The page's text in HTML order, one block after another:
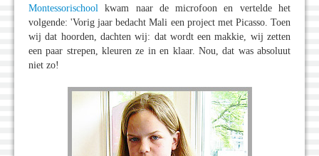
Montessorischool
kwam naar de microfoon en vertelde het
volgende: 'Vorig jaar bedacht Mali een project met Picasso. Toen
wij dat hoorden, dachten wij: dat wordt een makkie, wij zetten
een paar strepen, kleuren ze in en klaar. Nou, dat was absoluut
niet zo!